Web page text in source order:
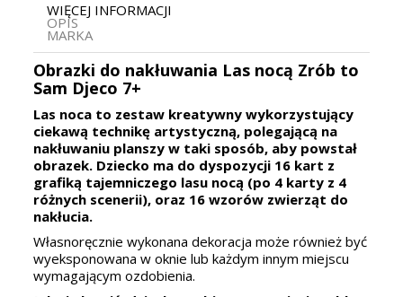
WIĘCEJ INFORMACJI
OPIS
MARKA
Obrazki do nakłuwania Las nocą Zrób to
Sam Djeco 7+
Las noca to zestaw kreatywny wykorzystujący
ciekawą technikę artystyczną, polegającą na
nakłuwaniu planszy w taki sposób, aby powstał
obrazek. Dziecko ma do dyspozycji 16 kart z
grafiką tajemniczego lasu nocą (po 4 karty z 4
różnych scenerii), oraz 16 wzorów zwierząt do
nakłucia.
Własnoręcznie wykonana dekoracja może również być
wyeksponowana w oknie lub każdym innym miejscu
wymagającym ozdobienia.